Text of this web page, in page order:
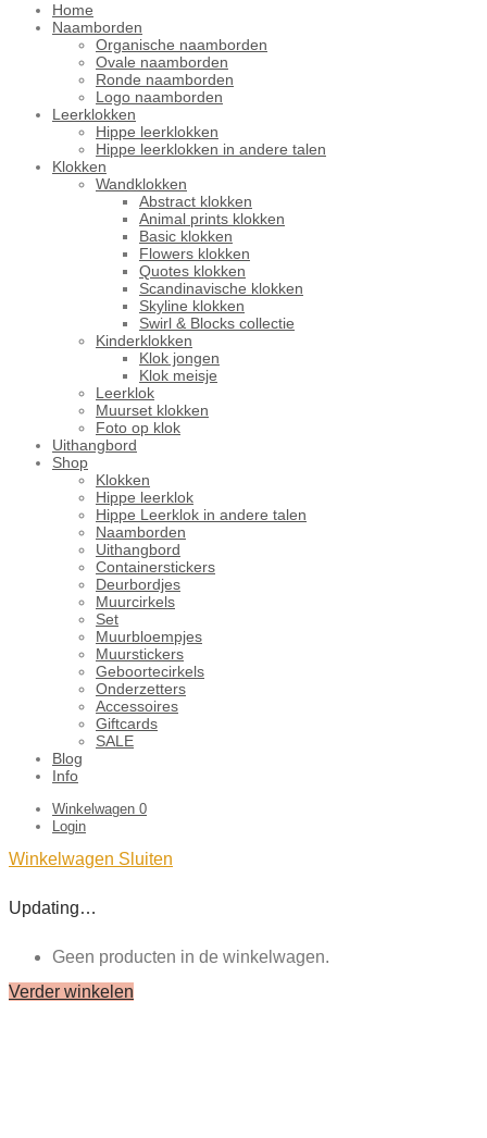
Home
Naamborden
Organische naamborden
Ovale naamborden
Ronde naamborden
Logo naamborden
Leerklokken
Hippe leerklokken
Hippe leerklokken in andere talen
Klokken
Wandklokken
Abstract klokken
Animal prints klokken
Basic klokken
Flowers klokken
Quotes klokken
Scandinavische klokken
Skyline klokken
Swirl & Blocks collectie
Kinderklokken
Klok jongen
Klok meisje
Leerklok
Muurset klokken
Foto op klok
Uithangbord
Shop
Klokken
Hippe leerklok
Hippe Leerklok in andere talen
Naamborden
Uithangbord
Containerstickers
Deurbordjes
Muurcirkels
Set
Muurbloempjes
Muurstickers
Geboortecirkels
Onderzetters
Accessoires
Giftcards
SALE
Blog
Info
Winkelwagen 0
Login
Winkelwagen Sluiten
Updating…
Geen producten in de winkelwagen.
Verder winkelen